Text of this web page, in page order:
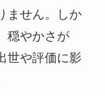
ません。しか
穏やかさが
世や評価に影